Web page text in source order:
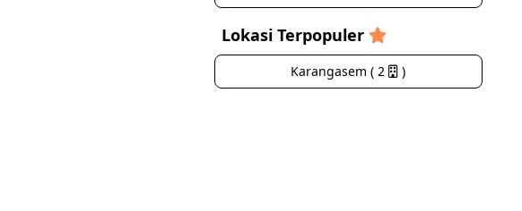
Lokasi Terpopuler
Karangasem ( 2 )